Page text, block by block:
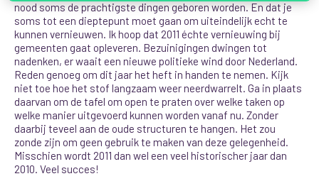
nood soms de prachtigste dingen geboren worden. En dat je
soms tot een dieptepunt moet gaan om uiteindelijk echt te
kunnen vernieuwen. Ik hoop dat 2011 échte vernieuwing bij
gemeenten gaat opleveren. Bezuinigingen dwingen tot
nadenken, er waait een nieuwe politieke wind door Nederland.
Reden genoeg om dit jaar het heft in handen te nemen. Kijk
niet toe hoe het stof langzaam weer neerdwarrelt. Ga in plaats
daarvan om de tafel om open te praten over welke taken op
welke manier uitgevoerd kunnen worden vanaf nu. Zonder
daarbij teveel aan de oude structuren te hangen. Het zou
zonde zijn om geen gebruik te maken van deze gelegenheid.
Misschien wordt 2011 dan wel een veel historischer jaar dan
2010. Veel succes!